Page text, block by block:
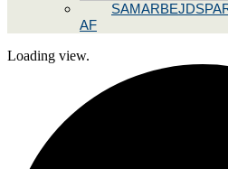
AF
Loading view.